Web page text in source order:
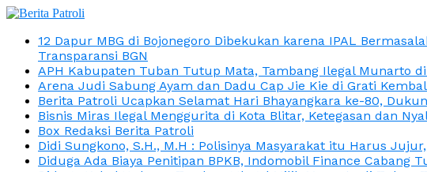
12 Dapur MBG di Bojonegoro Dibekukan karena IPAL
Transparansi BGN
APH Kabupaten Tuban Tutup Mata, Tambang Ilegal Munarto
Arena Judi Sabung Ayam dan Dadu Cap Jie Kie di Grati
Berita Patroli Ucapkan Selamat Hari Bhayangkara ke-80,
Bisnis Miras Ilegal Menggurita di Kota Blitar, Ketegasan dan
Box Redaksi Berita Patroli
Didi Sungkono, S.H., M.H : Polisinya Masyarakat itu Harus
Diduga Ada Biaya Penitipan BPKB, Indomobil Finance Cabang